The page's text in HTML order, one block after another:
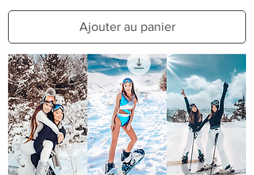
Ajouter au panier